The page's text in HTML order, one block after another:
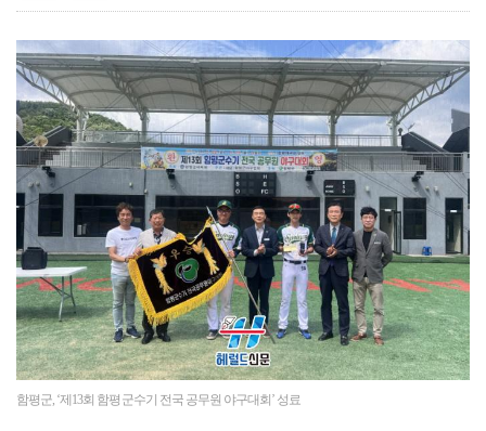
나주시, .기업 4곳 다시면 취약계층 위해 라면 200…
함평군, ‘제13회 함평군수기 전국 공무원 야구대회’ 성료